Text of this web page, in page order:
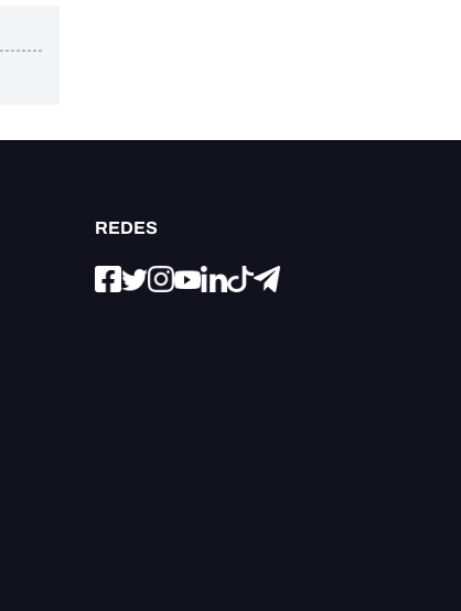
REDES